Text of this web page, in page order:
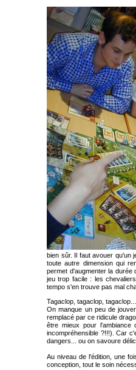
bien sûr. Il faut avouer qu'un
toute autre dimension qui
permet d'augmenter la durée
jeu trop facile : les
tempo s'en trouve pas mal
Tagaclop, tagaclop, tagaclop...
On manque un peu de
remplacé par ce ridicule
être mieux pour
incompréhensible ?!!!). Car
dangers... ou on savoure
Au niveau de l'édition, une
conception, tout le soin